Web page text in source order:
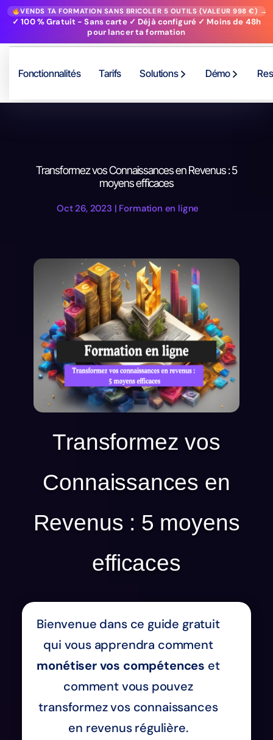
VENDS TA FORMATION SANS BRICOLER 5 OUTILS (VALEUR 998 €) →
✓ 100 % Gratuit - Sans carte ✓ Déjà configuré ✓ Moins de 48h
pour lancer ta formation
Fonctionnalités Tarifs Solutions Démo
Transformez vos Connaissances en Revenus : 5
moyens efficaces
Oct 26, 2023 | Formation en ligne
Transformez vos
Connaissances en
Revenus : 5 moyens
efficaces
Bienvenue dans ce guide gratuit
qui vous apprendra comment
monétiser vos compétences et
comment vous pouvez
transformez vos connaissances
en revenus régulière.